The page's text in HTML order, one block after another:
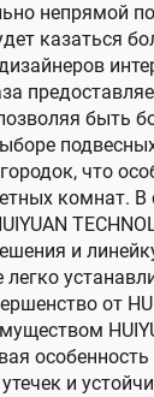
непрямой
казаться
быть
что
комнат. В
и
от
и